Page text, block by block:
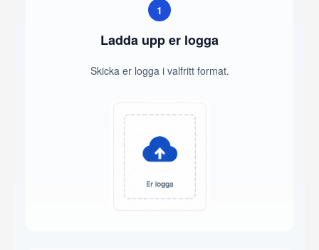
1
Ladda upp er logga
Skicka er logga i valfritt format.